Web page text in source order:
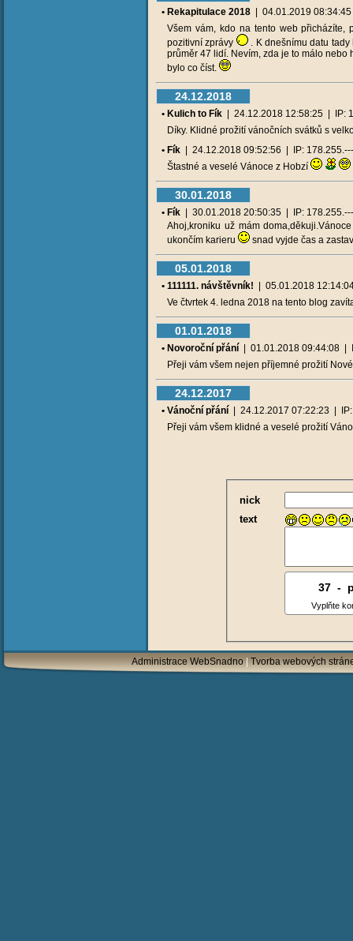
• Rekapitulace 2018 | 04.01.2019
Všem vám, kdo na tento web
pozitivní zprávy
. K dnešnímu datu tady
průměr 47 lidí. Nevím, zda je to málo nebo
bylo co číst.
24.12.2018
• Kulich to Fík | 24.12.2018 12:58:25 | IP:
Díky. Klidné prožití vánočních svátků s
• Fík | 24.12.2018 09:52:56 | IP:
Štastné a veselé Vánoce z Hobzí
30.01.2018
• Fík | 30.01.2018 20:50:35 | IP:
Ahoj,kroniku už mám
ukončím karieru
snad vyjde čas a
05.01.2018
• 111111. návštěvník! | 05.01.2018
Ve čtvrtek 4. ledna 2018 na tento blog
01.01.2018
• Novoroční přání | 01.01.2018 09:44:08 |
Přeji vám všem nejen příjemné prožití
24.12.2017
• Vánoční přání | 24.12.2017 07:22:23 |
Přeji vám všem klidné a veselé prožití
nick
text
37 7-
Vyplňte
Administrace WebSnadno|Tvorba webových